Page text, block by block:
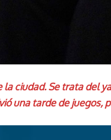
ciudad. Se trata del
una tarde de juegos,